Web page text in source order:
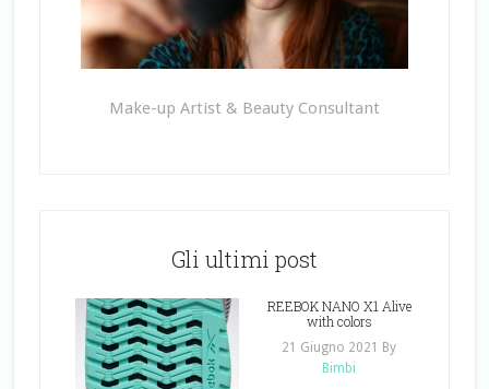
Make-up Artist & Beauty Consultant
Gli ultimi post
REEBOK NANO X1 Alive
with colors
21 Giugno 2021 By
Bimbi